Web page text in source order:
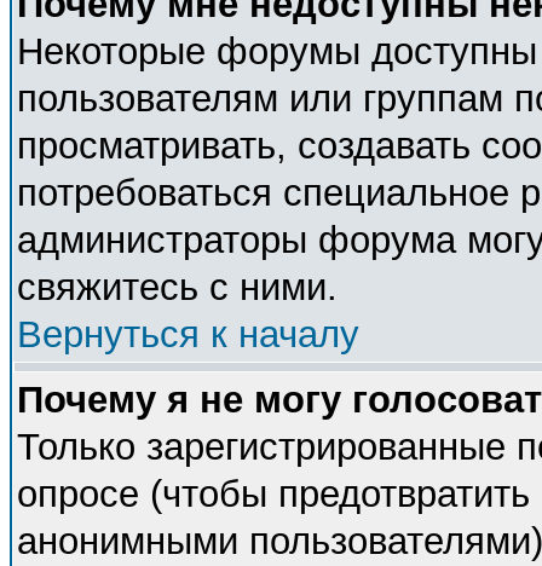
Некоторые форумы
пользователям или группам
просматривать, создавать
потребоваться
администраторы форума
свяжитесь с ними.
Вернуться к началу
Почему я не могу
Только зарегистрированные
опросе (чтобы предотвратить
анонимными